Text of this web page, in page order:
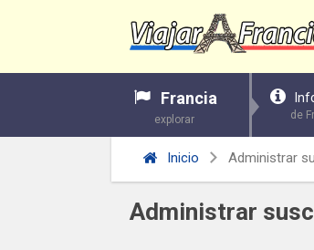
Francia
explorar de
Inicio Administrar
Administrar